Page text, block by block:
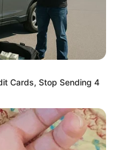
ใจที่พร้อมจะไปกับเขา
นักใจหรือมีเรื่องเดือด
นูจะต้องเข้าใจและ
าต้องไม่เป็นคนคิดมาก
ที่ซื่อสัตย์ เปิดเผยหาก
สัยที่คล้ายกัน คุณก็จะ
ในเวลาเดียวกัน
นวาคม – 19 มกราคม)
Cards, Stop Sending 4